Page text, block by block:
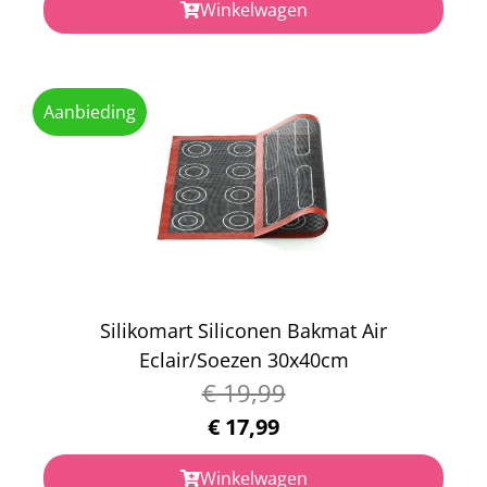
Winkelwagen
Aanbieding
Silikomart Siliconen Bakmat Air
Eclair/Soezen 30x40cm
€19,99
€ 17,99
Winkelwagen